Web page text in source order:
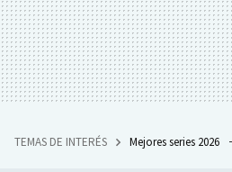
TEMAS DE INTERÉS Mejores series 2026